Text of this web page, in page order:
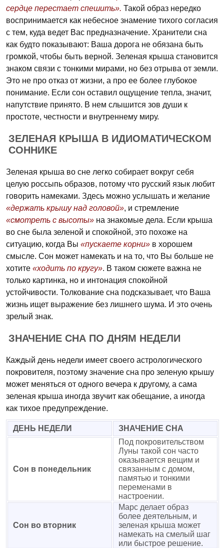
сердце перестает спешить». Такой образ нередко
воспринимается как небесное знамение тихого согласия
с тем, куда ведет Вас предназначение. Хранители сна
как будто показывают: Ваша дорога не обязана быть
громкой, чтобы быть верной. Зеленая крыша становится
знаком связи с тонкими мирами, но без отрыва от земли.
Это не про отказ от жизни, а про ее более глубокое
понимание. Если сон оставил ощущение тепла, значит,
напутствие принято. В нем слышится зов души к
простоте, честности и внутреннему миру.
ЗЕЛЕНАЯ КРЫША В ИДИОМАТИЧЕСКОМ
СОННИКЕ
Зеленая крыша во сне легко собирает вокруг себя
целую россыпь образов, потому что русский язык любит
говорить намеками. Здесь можно услышать и желание
«держать крышу над головой», и стремление
«смотреть с высоты» на знакомые дела. Если крыша
во сне была зеленой и спокойной, это похоже на
ситуацию, когда Вы «пускаете корни» в хорошем
смысле. Сон может намекать и на то, что Вы больше не
хотите «ходить по кругу». В таком сюжете важна не
только картинка, но и интонация спокойной
устойчивости. Толкование сна подсказывает, что Ваша
жизнь ищет выражение без лишнего шума. И это очень
зрелый знак.
ЗНАЧЕНИЕ СНА ПО ДНЯМ НЕДЕЛИ
Каждый день недели имеет своего астрологического
покровителя, поэтому значение сна про зеленую крышу
может меняться от одного вечера к другому, а сама
зеленая крыша иногда звучит как обещание, а иногда
как тихое предупреждение.
ДЕНЬ НЕДЕЛИ ЗНАЧЕНИЕ СНА
Сон в понедельник
Под покровительством
Луны такой сон часто
оказывается вещим и
связанным с домом,
памятью и тонкими
переменами в
настроении.
Сон во вторник
Марс делает образ
более деятельным, и
зеленая крыша может
намекать на смелый шаг
или быстрое решение.